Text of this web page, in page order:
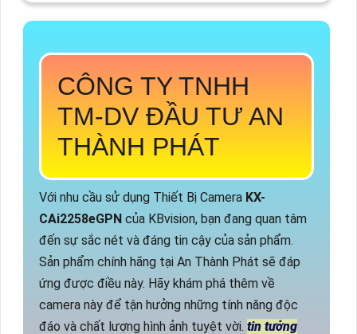
CÔNG TY TNHH
TM-DV ĐẦU TƯ AN
THÀNH PHÁT
Với nhu cầu sử dụng Thiết Bị Camera KX-
CAi2258eGPN của KBvision, bạn đang quan tâm
đến sự sắc nét và đáng tin cậy của sản phẩm.
Sản phẩm chính hãng tại An Thành Phát sẽ đáp
ứng được điều này. Hãy khám phá thêm về
camera này để tận hưởng những tính năng độc
đáo và chất lượng hình ảnh tuyệt vời. tin tưởng